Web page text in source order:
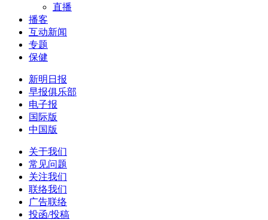
直播
播客
互动新闻
专题
保健
新明日报
早报俱乐部
电子报
国际版
中国版
关于我们
常见问题
关注我们
联络我们
广告联络
投函/投稿